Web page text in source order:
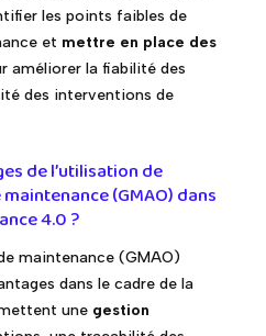
les points faibles de
et mettre en place des
améliorer la fiabilité des
des interventions de
de l’utilisation de
(GMAO) dans
4.0 ?
maintenance (GMAO)
dans le cadre de la
une gestion